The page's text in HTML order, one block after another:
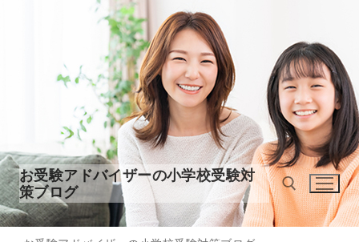
キ
ッ
プ
お受験アドバイザーの小学校受験対
策ブログ